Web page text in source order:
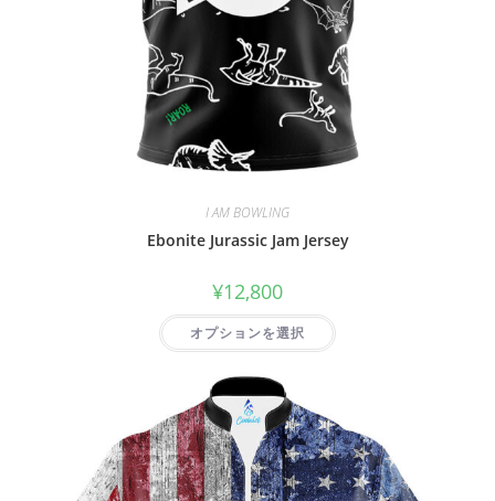
I AM BOWLING
Ebonite Jurassic Jam Jersey
¥12,800
オプションを選択